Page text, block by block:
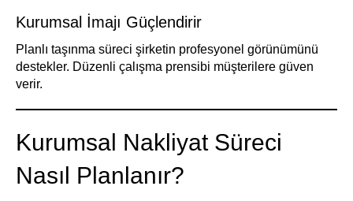
Kurumsal İmajı Güçlendirir
Planlı taşınma süreci şirketin profesyonel görünümünü
destekler. Düzenli çalışma prensibi müşterilere güven
verir.
Kurumsal Nakliyat Süreci
Nasıl Planlanır?